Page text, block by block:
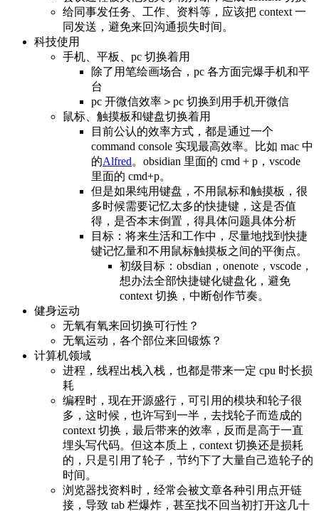
给同事发任务、工作、资料等，应该把 context 一
同发送，避免来回沟通损失时间。
科技使用
手机、平板、pc 切换着用
除了用笔绘画场合，pc 各方面完爆手机和平
台
pc 开微信效率＞pc 切换到用手机开微信
鼠标、触摸板和键盘切换着用
目前公认的效率方式，都是通过一个
command console 实现最高效率。比如 mac 中
的Alfred。obsidian 里面的 cmd + p，vscode
里面的 cmd+p。
但是如果纯用键盘，不用鼠标和触摸板，很
多时候需要记忆太多的快捷键，这是否值
得，是否本末倒置，得具体问题具体分析
目标：将来生活和工作中，尽量地找到快捷
键记忆量和不用鼠标触摸板之间的平衡点。
初级目标：obsdian，onenote，vscode，
想办法全部快捷键化键盘化，避免
context 切换，中断创作节奏。
健身运动
无氧有氧来回切换可行性？
无氧运动，各个部位来回锻炼？
计算机领域
进程，线程出栈入栈，也都是带来一定 cpu 时长损
耗
编程时，现在开源盛行，可引用的模块和轮子很
多，这时候，也许写到一半，去找轮子而造成的
context 切换，最后带来的效率，反而是高于一直
埋头写代码。但这本质上，context 切换还是损耗
的，只是引用了轮子，节约下了大量自己造轮子的
时间。
浏览器找资料时，经常会被文章各种引用点开链
接，导致 tab 栏爆炸，甚至找不回当初打开这几十